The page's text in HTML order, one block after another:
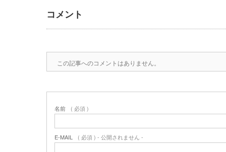
コメント
この記事へのコメントはありません。
名前 ( 必須 )
E-MAIL ( 必須 ) - 公開されません -